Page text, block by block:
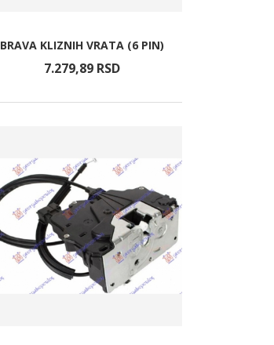
BRAVA KLIZNIH VRATA (6 PIN)
7.279,89 RSD